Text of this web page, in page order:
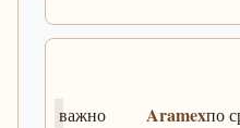
важно
Aramexпо